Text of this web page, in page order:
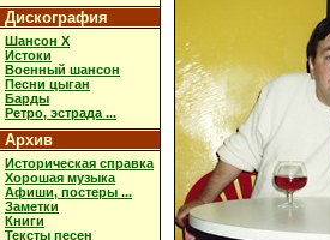
Дискография
Шансон X
Истоки
Военный шансон
Песни цыган
Барды
Ретро, эстрада ...
Архив
Историческая справка
Хорошая музыка
Афиши, постеры ...
Заметки
Книги
Тексты песен